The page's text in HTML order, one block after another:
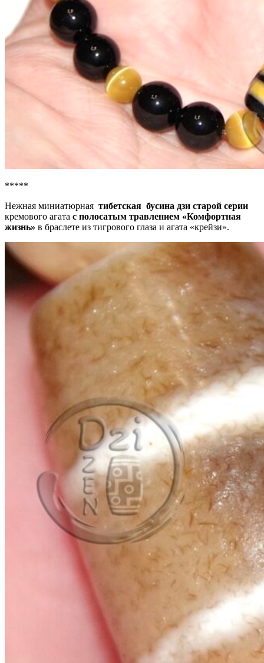
*****
Нежная миниатюрная тибетская бусина дзи старой серии
кремового агата с полосатым травлением «Комфортная
жизнь» в браслете из тигрового глаза и агата «крейзи».